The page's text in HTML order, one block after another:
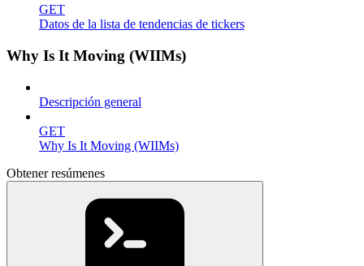
GET
Datos de la lista de tendencias de tickers
Why Is It Moving (WIIMs)
Descripción general
GET
Why Is It Moving (WIIMs)
Obtener resúmenes